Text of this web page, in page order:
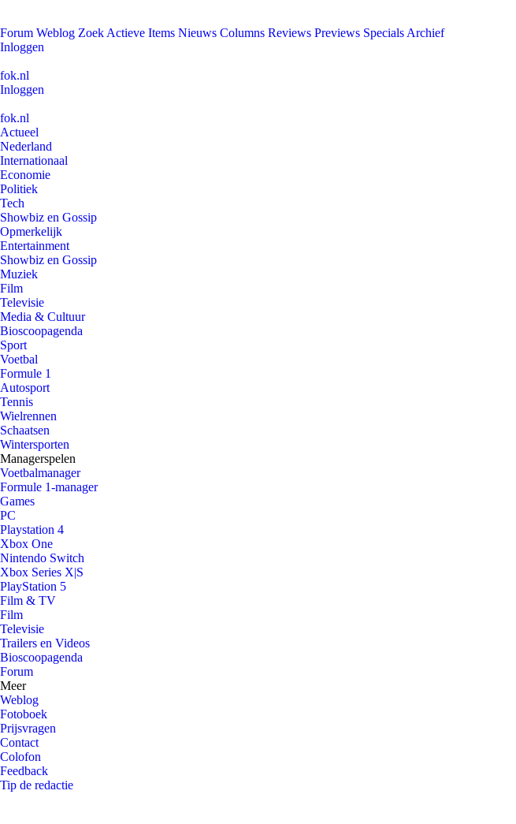
Forum Weblog Zoek Actieve Items Nieuws Columns Reviews Previews Specials Archief
Inloggen
fok.nl
Inloggen
fok.nl
Actueel
Nederland
Internationaal
Economie
Politiek
Tech
Showbiz en Gossip
Opmerkelijk
Entertainment
Showbiz en Gossip
Muziek
Film
Televisie
Media & Cultuur
Bioscoopagenda
Sport
Voetbal
Formule 1
Autosport
Tennis
Wielrennen
Schaatsen
Wintersporten
Managerspelen
Voetbalmanager
Formule 1-manager
Games
PC
Playstation 4
Xbox One
Nintendo Switch
Xbox Series X|S
PlayStation 5
Film & TV
Film
Televisie
Trailers en Videos
Bioscoopagenda
Forum
Meer
Weblog
Fotoboek
Prijsvragen
Contact
Colofon
Feedback
Tip de redactie